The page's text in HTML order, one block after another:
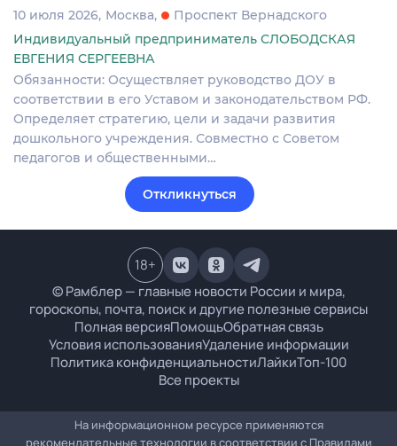
10 июля 2026 Москва
Проспект Вернадского
Индивидуальный предприниматель СЛОБОДСКАЯ
ЕВГЕНИЯ СЕРГЕЕВНА
Обязанности: Осуществляет руководство ДОУ в
соответствии в его Уставом и законодательством РФ.
Определяет стратегию, цели и задачи развития
дошкольного учреждения. Совместно с Советом
педагогов и общественными…
Откликнуться
© Рамблер — главные новости России и мира,
гороскопы, почта, поиск и другие полезные сервисы
Полная версияПомощьОбратная связь
Условия использованияУдаление информации
Политика конфиденциальностиЛайкиТоп-100
Все проекты
18+
На информационном ресурсе применяются
рекомендательные технологии в соответствии с Правилами